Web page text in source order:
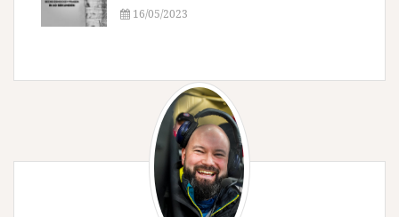
16/05/2023